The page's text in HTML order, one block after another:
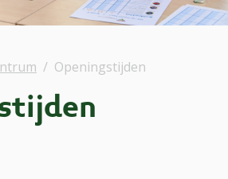
Openingstijden